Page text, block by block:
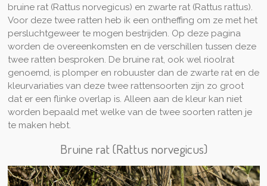
bruine rat (Rattus norvegicus) en zwarte rat (Rattus rattus).
Voor deze twee ratten heb ik een ontheffing om ze met het
persluchtgeweer te mogen bestrijden. Op deze pagina
worden de overeenkomsten en de verschillen tussen deze
twee ratten besproken. De bruine rat, ook wel rioolrat
genoemd, is plomper en robuuster dan de zwarte rat en de
kleurvariaties van deze twee rattensoorten zijn zo groot
dat er een flinke overlap is. Alleen aan de kleur kan niet
worden bepaald met welke van de twee soorten ratten je
te maken hebt.
Bruine rat (Rattus norvegicus)